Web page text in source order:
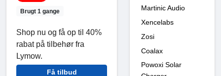
Brugt 1 gange
Shop nu og få op til 40%
rabat på tilbehør fra
Lymow.
Få tilbud
Martinic Audio
Xencelabs
Zosi
Coalax
Powoxi Solar